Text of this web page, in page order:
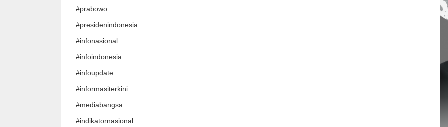
#prabowo
#presidenindonesia
#infonasional
#infoindonesia
#infoupdate
#informasiterkini
#mediabangsa
#indikatornasional